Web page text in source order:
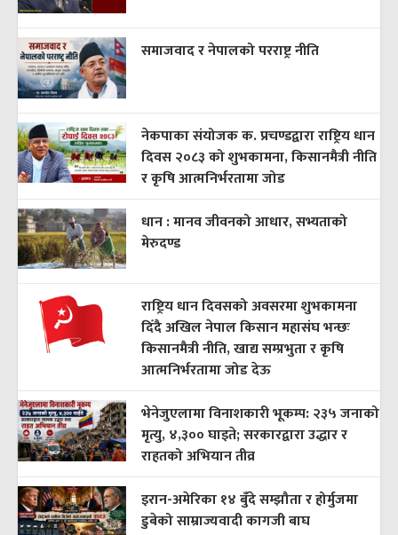
समाजवाद र नेपालको परराष्ट्र नीति
नेकपाका संयोजक क. प्रचण्डद्वारा राष्ट्रिय धान
दिवस २०८३ को शुभकामना, किसानमैत्री नीति
र कृषि आत्मनिर्भरतामा जोड
धान : मानव जीवनको आधार, सभ्यताको
मेरुदण्ड
राष्ट्रिय धान दिवसको अवसरमा शुभकामना
दिँदै अखिल नेपाल किसान महासंघ भन्छः
किसानमैत्री नीति, खाद्य सम्प्रभुता र कृषि
आत्मनिर्भरतामा जोड देऊ
भेनेजुएलामा विनाशकारी भूकम्प: २३५ जनाको
मृत्यु, ४,३०० घाइते; सरकारद्वारा उद्धार र
राहतको अभियान तीव्र
इरान-अमेरिका १४ बुँदे सम्झौता र होर्मुजमा
डुबेको साम्राज्यवादी कागजी बाघ